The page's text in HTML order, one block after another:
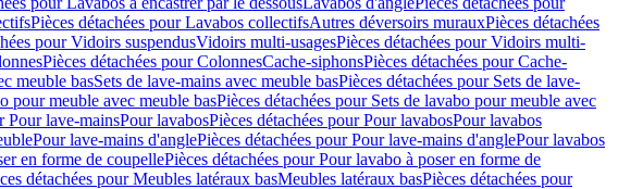
Pièces détachées pour Lavabos collectifsAutres déversoirs murauxPièces détachées
pour Vidoirs suspendusVidoirs multi-usagesPièces détachées pour Vidoirs multi-
Pièces détachées pour ColonnesCache-siphonsPièces détachées pour Cache-
meuble basSets de lave-mains avec meuble basPièces détachées pour Sets de lave-
pour meuble avec meuble basPièces détachées pour Sets de lavabo pour meuble avec
Pour lave-mainsPour lavabosPièces détachées pour Pour lavabosPour lavabos
Pour lave-mains d'anglePièces détachées pour Pour lave-mains d'anglePour lavabos
en forme de coupellePièces détachées pour Pour lavabo à poser en forme de
détachées pour Meubles latéraux basMeubles latéraux basPièces détachées pour